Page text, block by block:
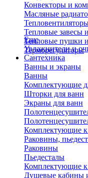
Конвекторы и
Масляные
Тепловые завесы
Тепловые пушки
Терморегуляторы
Еще
Увлажнители и
Сантехника
Ванны и экраны
Ванны
Комплектующие
Шторки для ванн
Экраны для ванн
Комплектующие к
Раковины,
Раковины
Пьедесталы
Комплектующие к
Душевые кабины